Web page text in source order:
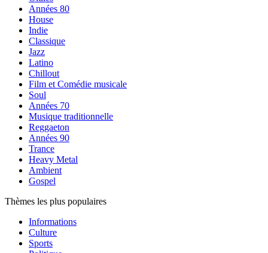
Années 80
House
Indie
Classique
Jazz
Latino
Chillout
Film et Comédie musicale
Soul
Années 70
Musique traditionnelle
Reggaeton
Années 90
Trance
Heavy Metal
Ambient
Gospel
Thèmes les plus populaires
Informations
Culture
Sports